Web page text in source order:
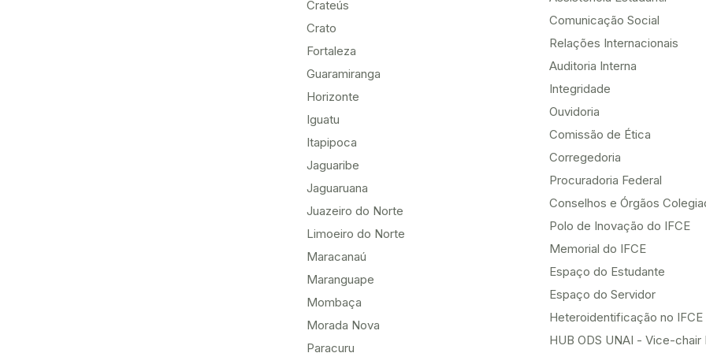
Crateús
Crato
Fortaleza
Guaramiranga
Horizonte
Iguatu
Itapipoca
Jaguaribe
Jaguaruana
Juazeiro do Norte
Limoeiro do Norte
Maracanaú
Maranguape
Mombaça
Morada Nova
Paracuru
Comunicação Social
Relações Internacionais
Auditoria Interna
Integridade
Ouvidoria
Comissão de Ética
Corregedoria
Procuradoria Federal
Conselhos e Órgãos
Polo de Inovação do IFCE
Memorial do IFCE
Espaço do Estudante
Espaço do Servidor
Heteroidentificação no IFCE
HUB ODS UNAI - Vice-chair